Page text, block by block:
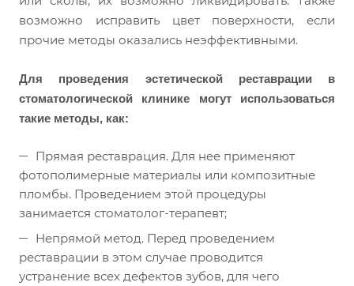
возможно исправить цвет поверхности, если
прочие методы оказались неэффективными.
Для проведения эстетической реставрации в
стоматологической клинике могут использоваться
такие методы, как:
Прямая реставрация. Для нее применяют
фотополимерные материалы или композитные
пломбы. Проведением этой процедуры
занимается стоматолог-терапевт;
Непрямой метод. Перед проведением
реставрации в этом случае проводится
устранение всех дефектов зубов, для чего